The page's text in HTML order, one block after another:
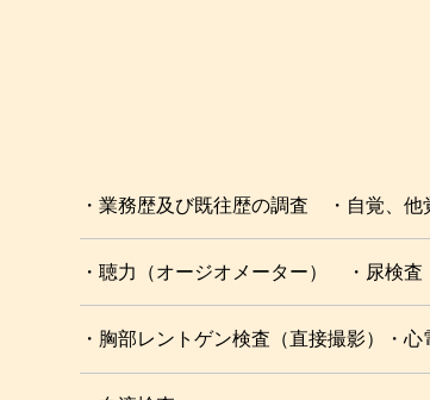
・業務歴及び既往歴の調査 ・自覚
・聴力（オージオメーター） ・尿検査
・胸部レントゲン検査（直接撮影）・